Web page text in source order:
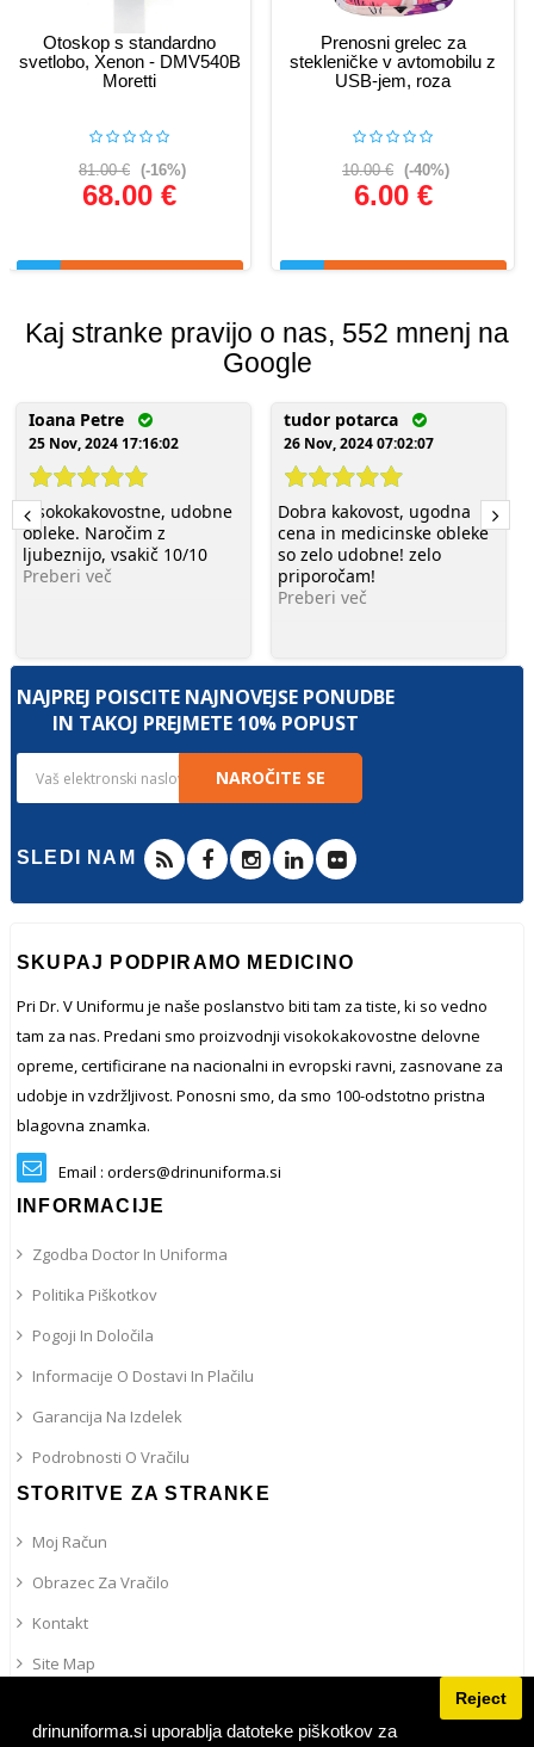
drinuniforma.si uporablja datoteke piškotkov za
Reject
Otoskop s standardno
svetlobo, Xenon - DMV540B
Moretti
81.00 € (-16%)
68.00 €
Prenosni grelec za
stekleničke v avtomobilu z
USB-jem, roza
10.00 € (-40%)
6.00 €
Kaj stranke pravijo o nas, 552 mnenj na
Google
Ioana Petre
25 Nov, 2024 17:16:02
Visokokakovostne, udobne
obleke. Naročim z
ljubeznijo, vsakič 10/10
Preberi več
tudor potarca
26 Nov, 2024 07:02:07
Dobra kakovost, ugodna
cena in medicinske obleke
so zelo udobne! zelo
priporočam!
Preberi več
NAJPREJ POIŠČITE NAJNOVEJŠE PONUDBE
IN TAKOJ PREJMETE 10% POPUST
NAROČITE SE
SLEDI NAM
SKUPAJ PODPIRAMO MEDICINO
Pri Dr. V Uniformu je naše poslanstvo biti tam za tiste, ki so vedno
tam za nas. Predani smo proizvodnji visokokakovostne delovne
opreme, certificirane na nacionalni in evropski ravni, zasnovane za
udobje in vzdržljivost. Ponosni smo, da smo 100-odstotno pristna
blagovna znamka.
Email : orders@drinuniforma.si
INFORMACIJE
Zgodba Doctor In Uniforma
Politika Piškotkov
Pogoji In Določila
Informacije O Dostavi In ​​plačilu
Garancija Na Izdelek
Podrobnosti O Vračilu
STORITVE ZA STRANKE
Moj Račun
Obrazec Za Vračilo
Kontakt
Site Map